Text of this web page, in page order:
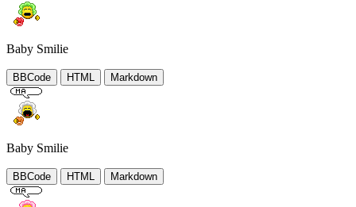
Baby Smilie
BBCode HTML Markdown
Baby Smilie
BBCode HTML Markdown